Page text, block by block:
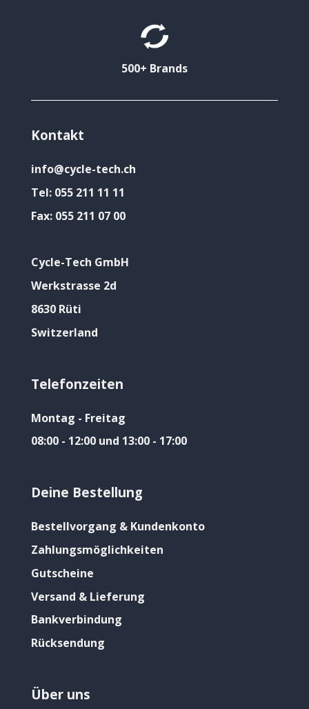
500+ Brands
Kontakt
info@cycle-tech.ch
Tel: 055 211 11 11
Fax: 055 211 07 00
Cycle-Tech GmbH
Werkstrasse 2d
8630 Rüti
Switzerland
Telefonzeiten
Montag - Freitag
08:00 - 12:00 und 13:00 - 17:00
Deine Bestellung
Bestellvorgang & Kundenkonto
Zahlungsmöglichkeiten
Gutscheine
Versand & Lieferung
Bankverbindung
Rücksendung
Über uns